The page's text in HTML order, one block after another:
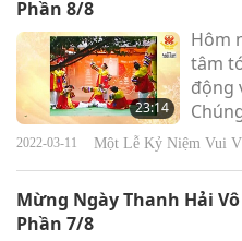
chủ
tâm
Phần 8/8
23:14
Hôm
tâm
động
Tuy
2022-03-11 Một Lễ Kỷ Niệm Vui
Mừng Ngày Thanh Hải
Phần 7/8